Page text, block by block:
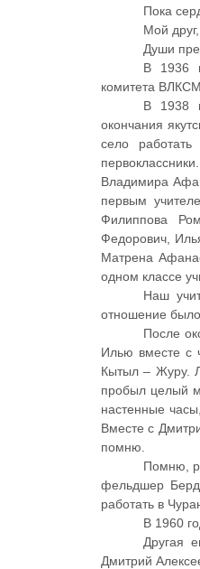
Пока
Мой
Души
В 1936
комитета
В 1938
окончания
село
Владимира
первым
Филиппова
Федорович,
Матрена
одном классе
Наш
отношение
После
Илью вместе с
Кытыл – Журу.
пробыл целый
настенные
Вместе с
помню.
Помню,
фельдшер
работать в
В 1960
Другая
Дмитрий